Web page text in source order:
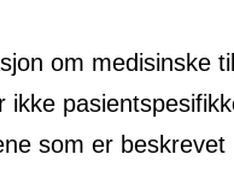
om medisinske
som er